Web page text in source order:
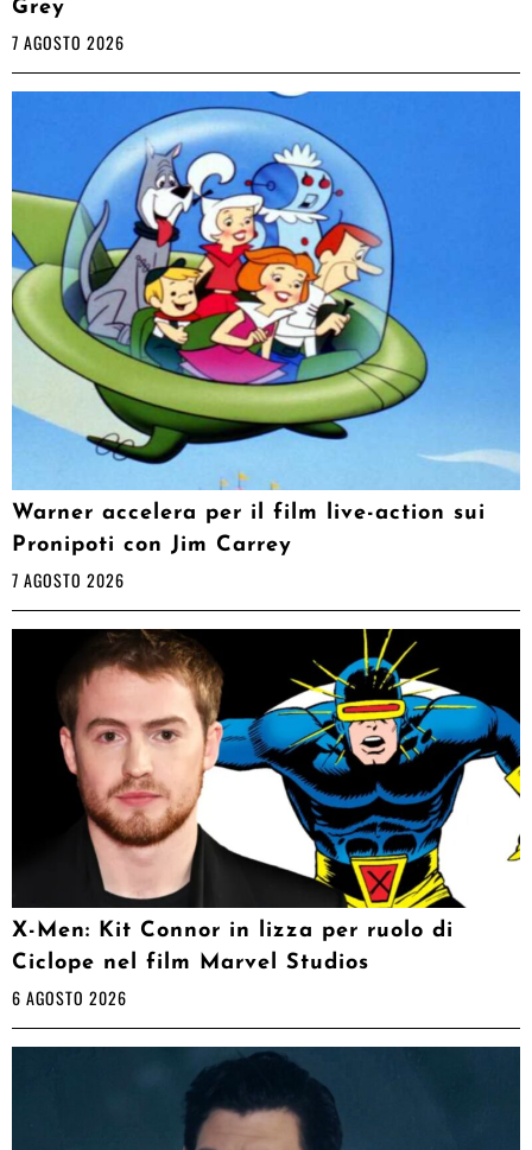
Grey
7 AGOSTO 2026
Warner accelera per il film live-action sui
Pronipoti con Jim Carrey
7 AGOSTO 2026
X-Men: Kit Connor in lizza per ruolo di
Ciclope nel film Marvel Studios
6 AGOSTO 2026